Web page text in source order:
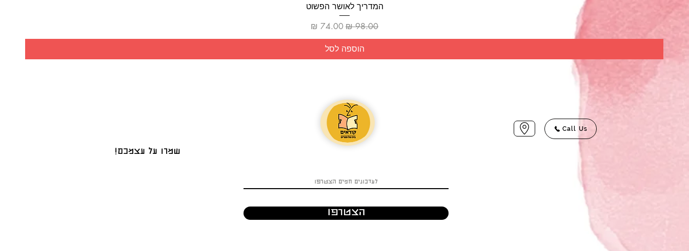
תצוגה מהירה
המדריך לאושר הפשוט
מחיר רגילמחיר מבצע
הוספה לסל
שמרו על עצמכם!
Call Us
הצטרפו